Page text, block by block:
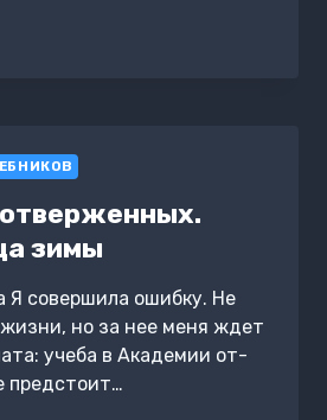
зимы
Я совершила ошибку. Не
но за нее меня ждет
учеба в Академии от­
предстоит…